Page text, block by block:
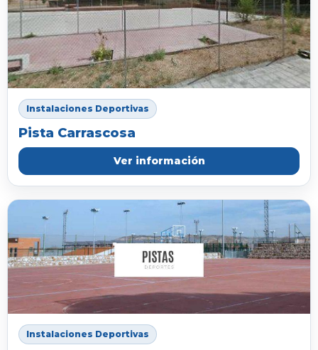
Instalaciones Deportivas
Pista Carrascosa
Ver información
Instalaciones Deportivas